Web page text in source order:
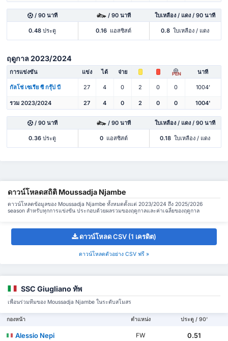
/ 90 นาที / 90 นาที ใบเหลือง / แดง / 90 นาที
0.48 ประตู 0.16 แอสซิสต์ 0.8 ใบเหลือง / แดง
ฤดูกาล 2023/2024
การแข่งขัน แข่ง ได้ จ่าย PEN นาที
กัลโช่ เซเรีย ซี กรุ๊ป บี 27 4 0 2 0 0 1004'
รวม 2023/2024 27 4 0 2 0 0 1004'
/ 90 นาที / 90 นาที ใบเหลือง / แดง / 90 นาที
0.36 ประตู 0 แอสซิสต์ 0.18 ใบเหลือง / แดง
ดาวน์โหลดสถิติ Moussadja Njambe
ดาวน์โหลดข้อมูลของ Moussadja Njambe ทั้งหมดตั้งแต่ 2023/2024 ถึง 2025/2026
season สำหรับทุกการแข่งขัน ประกอบด้วยผลรวมของฤดูกาลและค่าเฉลี่ยของฤดูกาล
ดาวน์โหลด CSV (1 เครดิต)
ดาวน์โหลดตัวอย่าง CSV ฟรี »
SSC Giugliano ทัพ
เพื่อนร่วมทีมของ Moussadja Njambe ในระดับสโมสร
กองหน้า ตำแหน่ง ประตู / 90'
Alessio Nepi FW 0.51